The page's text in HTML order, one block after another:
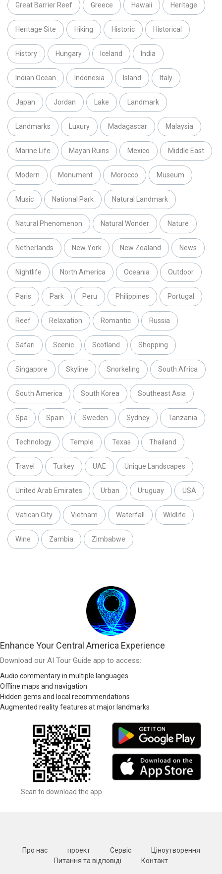
Great Barrier Reef Greece Hawaii Heritage
Heritage Site Hiking Historic Historical
History Hungary Iceland India
Indian Ocean Indonesia Island Italy
Japan Jordan Lake Landmark
Landmarks Luxury Madagascar Malaysia
Marine Life Mayan Ruins Mexico Middle East
Modern Monument Morocco Museum
Music National Park Natural Landmark
Natural Phenomenon Natural Wonder Nature
Netherlands New York New Zealand News
Nightlife North America Oceania Outdoor
Paris Park Peru Philippines Portugal
Reef Relaxation Romantic Russia
Safari Scenic Scotland Shopping
Singapore Skyline Snorkeling South Africa
South America South Korea Southeast Asia
Spa Spain Sweden Sydney Tanzania
Technology Temple Texas Thailand
Travel Turkey UAE Unique Landscapes
United Arab Emirates Urban Uruguay USA
Vatican City Vietnam Waterfall Wildlife
Wine Zambia Zimbabwe
Enhance Your Central America Experience
Download our AI Tour Guide app to access:
Audio commentary in multiple languages
Offline maps and navigation
Hidden gems and local recommendations
Augmented reality features at major landmarks
Scan to download the app
Про нас проект Сервіс
Ціноутворення
Питання та відповіді
Контакт